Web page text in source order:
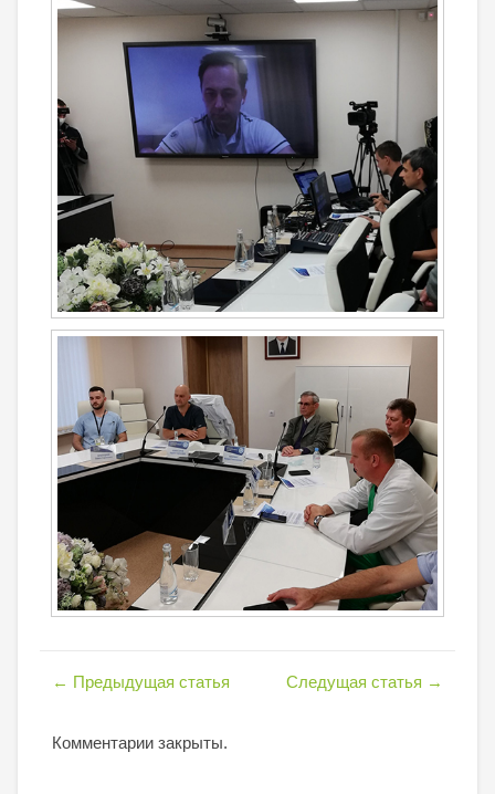
← Предыдущая статья Следущая статья →
Комментарии закрыты.